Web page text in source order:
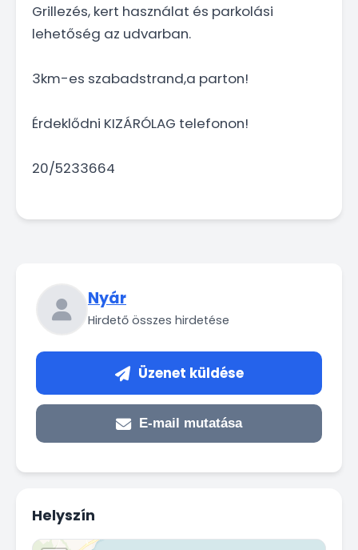
Grillezés, kert használat és parkolási
lehetőség az udvarban.
3km-es szabadstrand,a parton!
Érdeklődni KIZÁRÓLAG telefonon!
20/5233664
Nyár
Hirdető összes hirdetése
Üzenet küldése
E-mail mutatása
Helyszín